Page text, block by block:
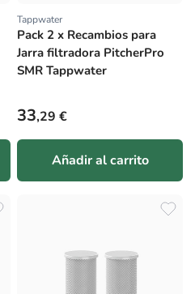
Proveedor:
Tappwater
Pack 2 x Recambios para
Jarra filtradora PitcherPro
SMR Tappwater
Precio habitual
33,29 €
Añadir al carrito